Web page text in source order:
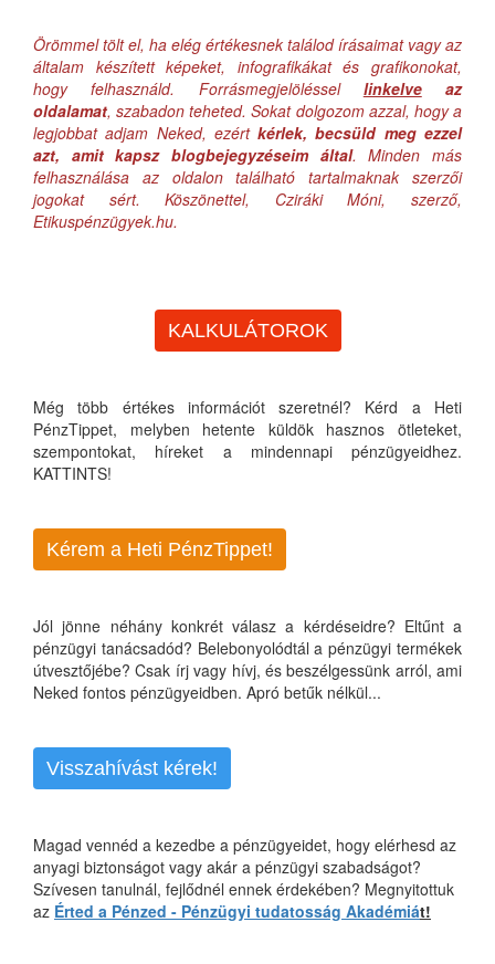
Örömmel tölt el, ha elég értékesnek találod írásaimat vagy az
általam készített képeket, infografikákat és grafikonokat,
hogy felhasználd. Forrásmegjelöléssel linkelveaz
oldalamat, szabadon teheted. Sokat dolgozom azzal, hogy a
legjobbat adjam Neked, ezértkérlek, becsüld meg ezzel
azt, amit kapsz blogbejegyzéseim által. Minden más
felhasználása az oldalon található tartalmaknak szerzői
jogokat sért. Köszönettel, Cziráki Móni, szerző,
Etikuspénzügyek.hu.
KALKULÁTOROK
Még több értékes információt szeretnél? Kérd a Heti
PénzTippet, melyben hetente küldök hasznos ötleteket,
szempontokat, híreket a mindennapi pénzügyeidhez.
KATTINTS!
Kérem a Heti PénzTippet!
Jól jönne néhány konkrét válasz a kérdéseidre? Eltűnt a
pénzügyi tanácsadód? Belebonyolódtál a pénzügyi termékek
útvesztőjébe? Csak írj vagy hívj, és beszélgessünk arról, ami
Neked fontos pénzügyeidben. Apró betűk nélkül...
Visszahívást kérek!
Magad vennéd a kezedbe a pénzügyeidet, hogy elérhesd az
anyagi biztonságot vagy akár a pénzügyi szabadságot?
Szívesen tanulnál, fejlődnél ennek érdekében? Megnyitottuk
az Érted a Pénzed - Pénzügyi tudatosság Akadémiát!